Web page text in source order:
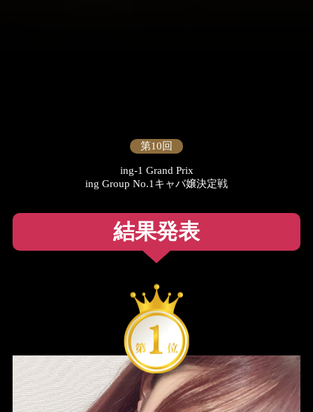
第10回
ing-1 Grand Prix
ing Group No.1キャバ嬢決定戦
結果発表